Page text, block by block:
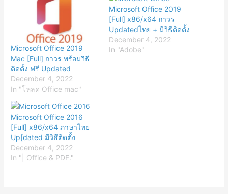
Microsoft Office 2019
Mac [Full] ถาวร พร้อมวิธี
ติดตั้ง ฟรี Updated
December 4, 2022
In "โหลด Office mac"
Microsoft Office 2019
[Full] x86/x64 ถาวร
Updatedไทย + มีวิธีติดตั้ง
December 4, 2022
In "Adobe"
Microsoft Office 2016
[Full] x86/x64 ภาษาไทย
Up[dated มีวิธีติดตั้ง
December 4, 2022
In "| Office & PDF."